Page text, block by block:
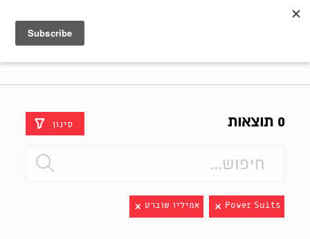
0 תוצאות סינון
Power Suits אמיליו שוברט